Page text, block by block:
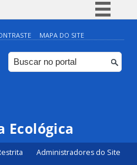
Simplifique!
Comunica BR
Participe
Canais
MAPA DO SITE
Ecológica
Administradores do Site